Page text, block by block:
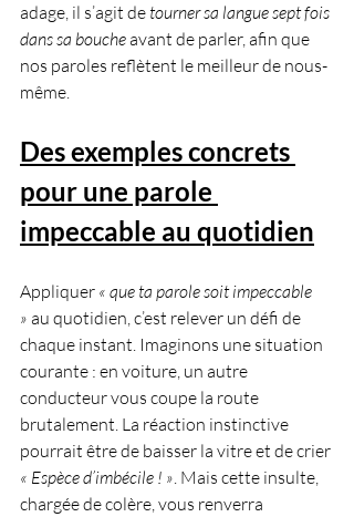
adage, il s’agit de tourner sa langue sept fois
dans sa bouche avant de parler, afin que
nos paroles reflètent le meilleur de nous-
même.
Des exemples concrets
pour une parole
impeccable au quotidien
Appliquer « que ta parole soit impeccable
» au quotidien, c’est relever un défi de
chaque instant. Imaginons une situation
courante : en voiture, un autre
conducteur vous coupe la route
brutalement. La réaction instinctive
pourrait être de baisser la vitre et de crier
« Espèce d’imbécile ! ». Mais cette insulte,
chargée de colère, vous renverra